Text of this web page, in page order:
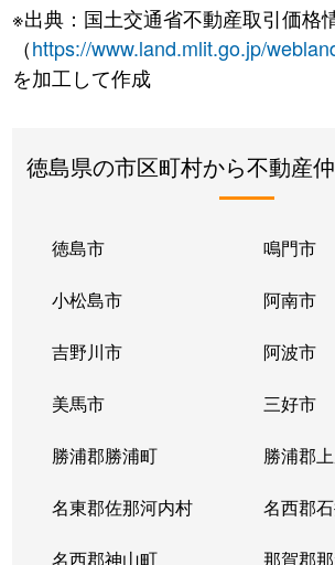
※出典：国土交通省不動産取引価格
（https://www.land.mlit.go.jp/
を加工して作成
徳島県の市区町村から不動産
徳島市 鳴門市
小松島市 阿南市
吉野川市 阿波市
美馬市 三好市
勝浦郡勝浦町 勝浦郡
名東郡佐那河内村 名西郡
名西郡神山町 那賀郡